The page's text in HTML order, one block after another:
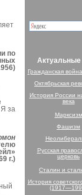
по
за
г.)
Гражданская
Октябрьская
История России
века
Марксизм
Фашизм
Русская
церковь
Сталин и
История